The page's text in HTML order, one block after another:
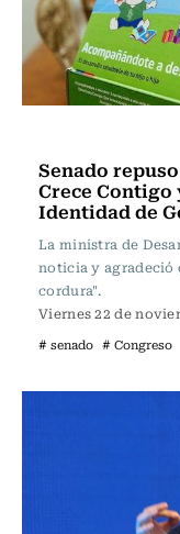
Senado
Crece Contigo
Identidad de
La ministra de
noticia y agradeció
cordura".
Viernes 22 de
# senado # Congreso